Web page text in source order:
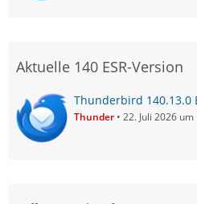
Aktuelle 140 ESR-Version
Thunderbird 140.13.0
Thunder 22. Juli 2026 um